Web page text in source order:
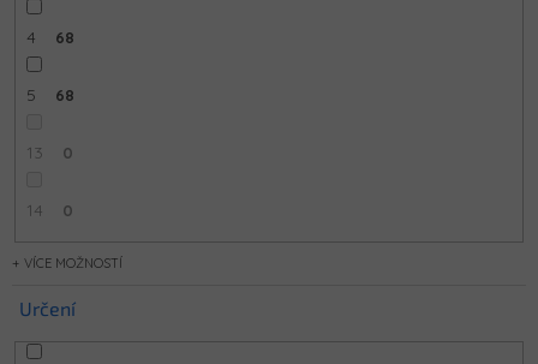
4 68
5 68
13 0
14 0
MOŽNOSTÍ
Určení